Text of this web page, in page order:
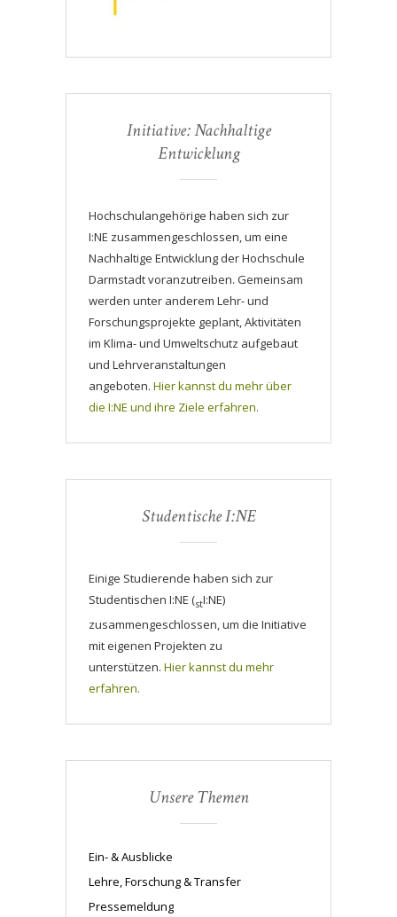
Initiative: Nachhaltige
Entwicklung
Hochschulangehörige haben sich zur
I:NE zusammengeschlossen, um eine
Nachhaltige Entwicklung der Hochschule
Darmstadt voranzutreiben. Gemeinsam
werden unter anderem Lehr- und
Forschungsprojekte geplant, Aktivitäten
im Klima- und Umweltschutz aufgebaut
und Lehrveranstaltungen
angeboten. Hier kannst du mehr über
die I:NE und ihre Ziele erfahren.
Studentische I:NE
Einige Studierende haben sich zur
Studentischen I:NE (stI:NE)
zusammengeschlossen, um die Initiative
mit eigenen Projekten zu
unterstützen. Hier kannst du mehr
erfahren.
Unsere Themen
Ein- & Ausblicke
Lehre, Forschung & Transfer
Pressemeldung